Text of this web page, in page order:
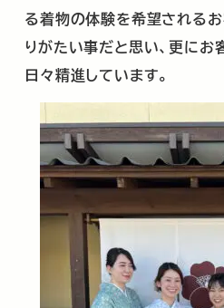
る着物の体験を希望されるお
りがたい事だと思い、更にお
日々精進しています。